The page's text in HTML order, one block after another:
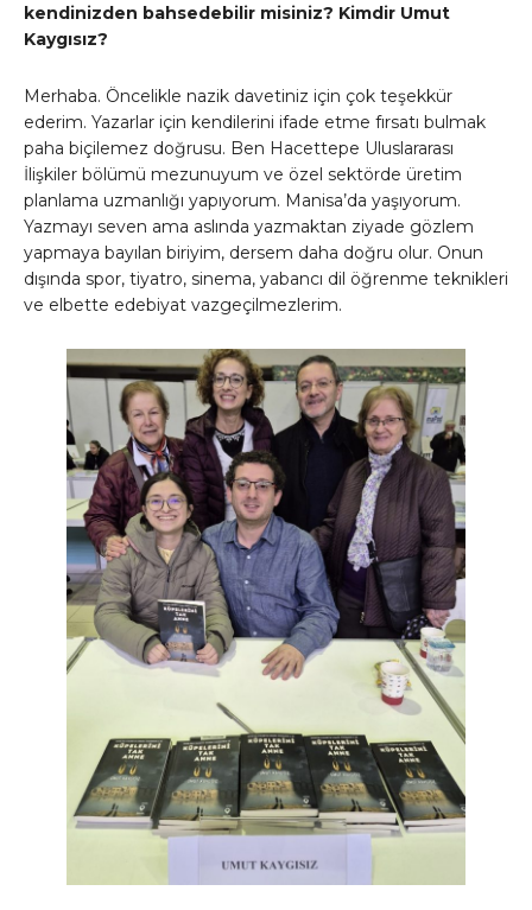
kendinizden bahsedebilir misiniz? Kimdir Umut
Kaygısız?
Merhaba. Öncelikle nazik davetiniz için çok teşekkür
ederim. Yazarlar için kendilerini ifade etme fırsatı bulmak
paha biçilemez doğrusu. Ben Hacettepe Uluslararası
İlişkiler bölümü mezunuyum ve özel sektörde üretim
planlama uzmanlığı yapıyorum. Manisa’da yaşıyorum.
Yazmayı seven ama aslında yazmaktan ziyade gözlem
yapmaya bayılan biriyim, dersem daha doğru olur. Onun
dışında spor, tiyatro, sinema, yabancı dil öğrenme teknikleri
ve elbette edebiyat vazgeçilmezlerim.